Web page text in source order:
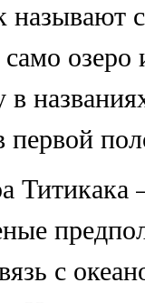
называют
само
первой
Титикака
с